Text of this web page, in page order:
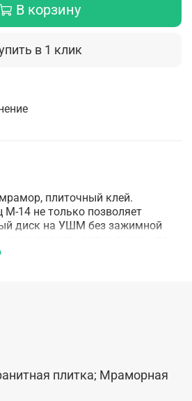
В корзину
в 1 клик
плиточный клей.
М-14 не только позволяет
диск на УШМ без зажимной
усиливает корпус диска, что
с материалом под любым
Технология производства:
плитка; Мраморная